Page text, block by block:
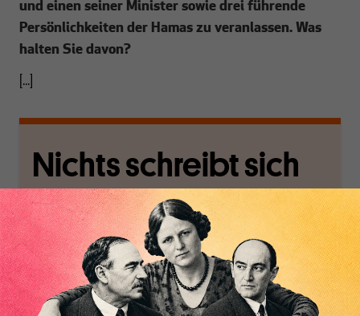
und einen seiner Minister sowie drei führende
Persönlichkeiten der Hamas zu veranlassen. Was
halten Sie davon?
[...]
Nichts schreibt sich
von allein!
Nur für Abonnenten
MAKROSKOP analysiert
wirtschaftspolitische
Wir verlassen die
journalistische Filterblase,